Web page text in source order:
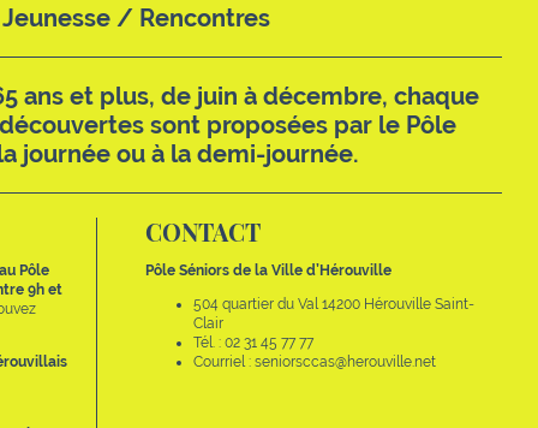
/ Rencontres
ans et plus, de juin à décembre, chaque
sont proposées par le Pôle
journée ou à la demi-journée.
Pôle
9h et
CONTACT
Pôle Séniors de la Ville d’Hérouville
504 quartier du Val 14200 Hérouville Saint-
Clair
Tél. : 02 31 45 77 77
Courriel : seniorsccas@herouville.net